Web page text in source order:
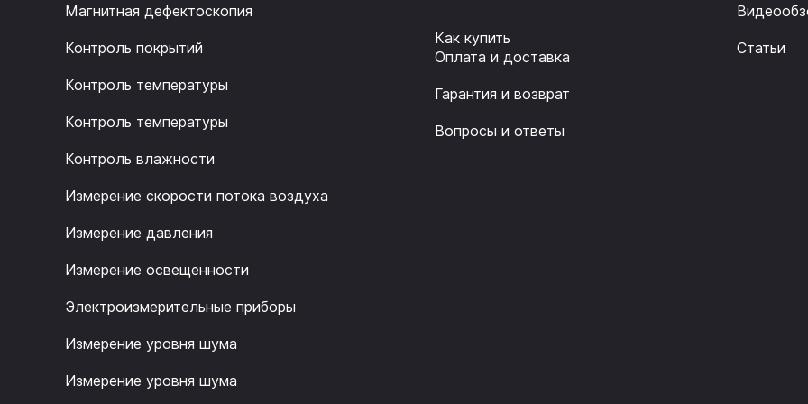
Магнитная дефектоскопия
Контроль покрытий
Контроль температуры
Контроль температуры
Контроль влажности
Измерение скорости потока воздуха
Измерение давления
Измерение освещенности
Электроизмерительные приборы
Измерение уровня шума
Измерение уровня шума
Как купить
Оплата и доставка
Гарантия и возврат
Вопросы и ответы
Статьи